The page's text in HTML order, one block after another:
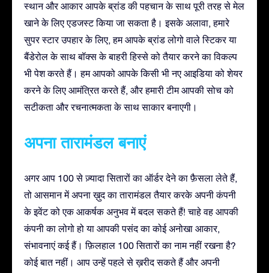
स्थान और आकार आपके ब्रांड की पहचान के साथ पूरी तरह से मेल
खाने के लिए एडजस्ट किया जा सकता है। इसके अलावा, हमारे
सुपर स्टार उपहार के लिए, हम आपके ब्रांड लोगो वाले स्टिकर या
बैंडेरोल के साथ बॉक्स के बाहरी हिस्से को तैयार करने का विकल्प
भी पेश करते हैं। हम आपको आपके किसी भी नए आइडिया को शेयर
करने के लिए आमंत्रित करते हैं, और हमारी टीम आपकी सोच को
सटीकता और रचनात्मकता के साथ साकार बनाएगी।
अपना तारामंडल बनाएं
अगर आप 100 से ज़्यादा सितारों का ऑर्डर देने का फ़ैसला लेते हैं,
तो आसमान में अपना ख़ुद का तारामंडल तैयार करके अपनी कंपनी
के इवेंट को एक आकर्षक अनुभव में बदल सकते हैं! चाहे वह आपकी
कंपनी का लोगो हो या आपकी पसंद का कोई अनोखा आकार,
संभावनाएं कई हैं। फ़िलहाल 100 सितारों का नाम नहीं रखना है?
कोई बात नहीं। आप उन्हें पहले से ख़रीद सकते हैं और अपनी